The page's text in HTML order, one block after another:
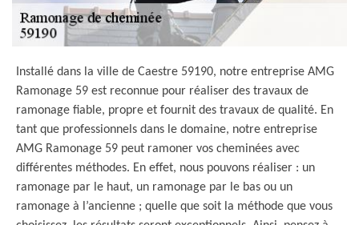
Installé dans la ville de Caestre 59190, notre entreprise AMG
Ramonage 59 est reconnue pour réaliser des travaux de
ramonage fiable, propre et fournit des travaux de qualité. En
tant que professionnels dans le domaine, notre entreprise
AMG Ramonage 59 peut ramoner vos cheminées avec
différentes méthodes. En effet, nous pouvons réaliser : un
ramonage par le haut, un ramonage par le bas ou un
ramonage à l’ancienne ; quelle que soit la méthode que vous